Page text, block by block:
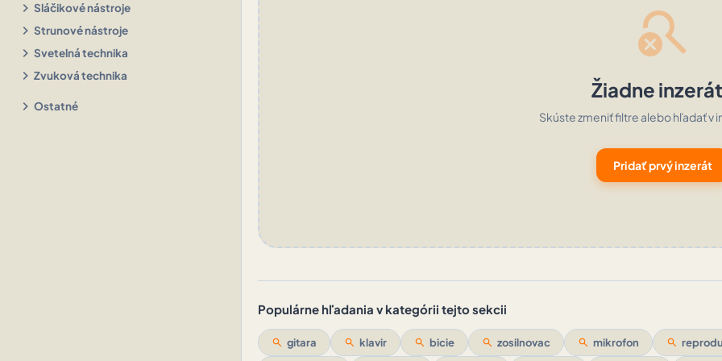
chevron_right Sláčikové nástroje
chevron_right Strunové nástroje
chevron_right Svetelná technika
chevron_right Zvuková technika
chevron_right Ostatné
search_off
Žiadne
Skúste zmeniť filtre alebo hľadať v
Pridať prvý inzerát
Populárne hľadania v kategórii tejto sekcii
search gitara search klavir search bicie search zosilnovac search mikrofon search